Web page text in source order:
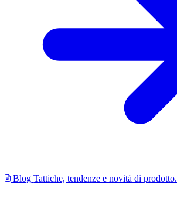
Blog Tattiche, tendenze e novità di prodotto.